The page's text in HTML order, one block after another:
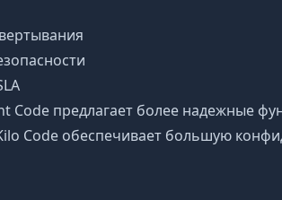
Code предлагает более надежные
Code обеспечивает большую